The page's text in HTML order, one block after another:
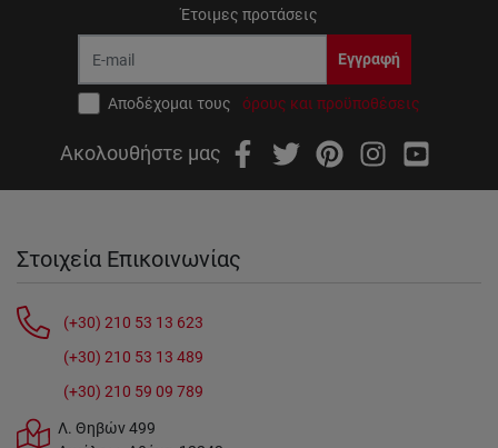
Έτοιμες προτάσεις
Εγγραφή
Αποδέχομαι τους όρους και προϋποθέσεις
Ακολουθήστε μας
Στοιχεία Επικοινωνίας
(+30) 210 53 13 623
(+30) 210 53 13 489
(+30) 210 59 09 789
Λ. Θηβών 499